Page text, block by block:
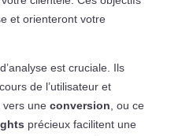
et orienteront votre
est cruciale. Ils
de l’utilisateur et
vers une conversion , ou ce
précieux facilitent une